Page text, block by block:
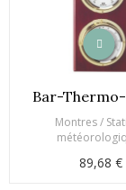
Bar-
Montres /
89,68 €